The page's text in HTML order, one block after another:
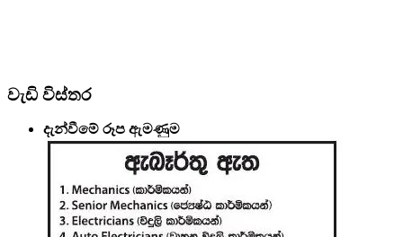
වැඩි විස්තර
දැන්වීමේ රූප ඇමණුම